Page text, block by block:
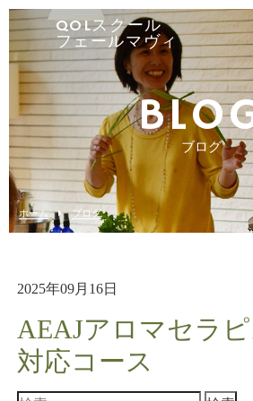
QOLスクール
フェールマヴィ
ブログ
ホーム ブログ
2025年09月16日
AEAJアロマセラ
対応コース